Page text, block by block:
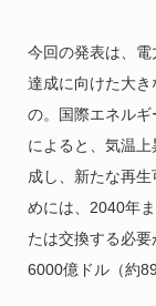
今回の発表は、
達成に向けた大
の。国際エネル
によると、気温
成し、新たな再
めには、2040年
たは交換する必
6000億ドル（約